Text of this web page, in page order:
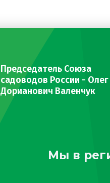
Председатель Союза
садоводов России - Олег
Дорианович Валенчук
Мы в